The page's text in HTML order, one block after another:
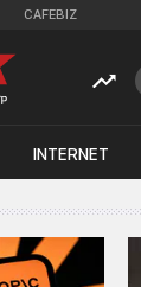
CAFEBIZ
INTERNET